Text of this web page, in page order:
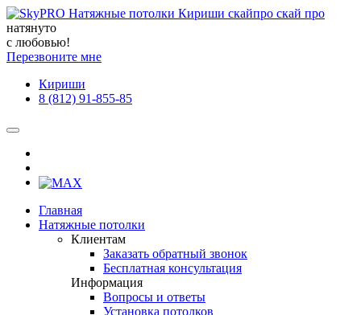
натянуто
с любовью!
Перезвоните мне
Кириши
8 (812) 91-855-85
Главная
Натяжные потолки
Клиентам
Заказать обратный звонок
Бесплатная консультация
Информация
Вопросы и ответы
Установка потолков